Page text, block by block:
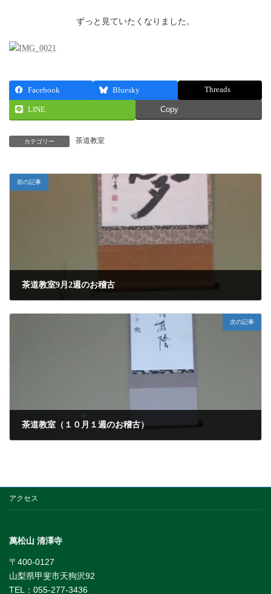
ずっと見ていたくなりました。
Facebook Bluesky Threads
LINE Copy
カテゴリー 茶道教室
前の記事
茶道教室9月2週のお稽古
次の記事
茶道教室（１０月１週のお稽古）
アクセス
萬松山 清澤寺
〒400-0127
山梨県甲斐市天狗沢92
TEL：055-277-3436